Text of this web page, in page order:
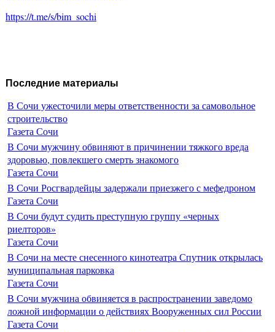
https://t.me/s/bim_sochi
Последние материалы
В Сочи ужесточили меры ответственности за самовольное
строительство
Газета Сочи
В Сочи мужчину обвиняют в причинении тяжкого вреда
здоровью, повлекшего смерть знакомого
Газета Сочи
В Сочи Росгвардейцы задержали приезжего с мефедроном
Газета Сочи
В Сочи будут судить преступную группу «черных
риелторов»
Газета Сочи
В Сочи на месте снесенного кинотеатра Спутник открылась
муниципальная парковка
Газета Сочи
В Сочи мужчина обвиняется в распространении заведомо
ложной информации о действиях Вооруженных сил России
Газета Сочи